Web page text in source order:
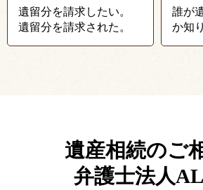
遺留分を請求したい。
遺留分を請求された。
誰が
か知
遺産相続のご
弁護士法人